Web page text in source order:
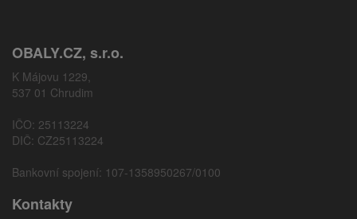
OBALY.CZ, s.r.o.
K Májovu 1229,
537 01 Chrudim
IČO: 25113224
DIČ: CZ25113224
Bankovní spojení: 107-1358950267/0100
Kontakty